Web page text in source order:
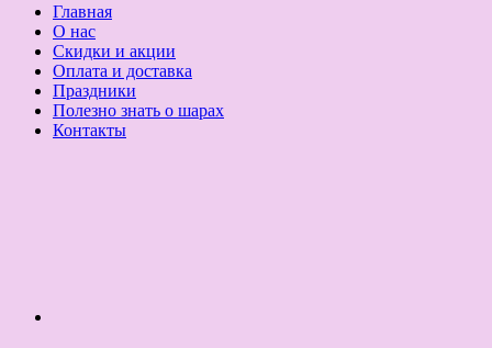
Главная
О нас
Скидки и акции
Оплата и доставка
Праздники
Полезно знать о шарах
Контакты